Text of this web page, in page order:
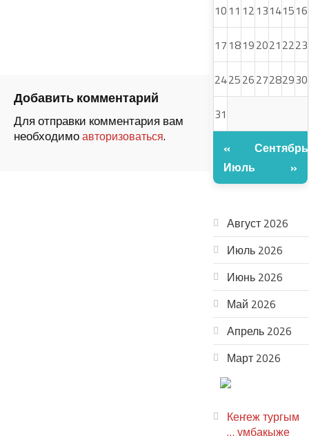
Добавить комментарий
Для отправки комментария вам
необходимоавторизоваться.
1011 1213141516
1718192021 2223
24252627282930
31
«
Июль
Сентябрь
»
Август 2026
Июль 2026
Июнь 2026
Май 2026
Апрель 2026
Март 2026
Кеҥеж тургым
… умбакыже